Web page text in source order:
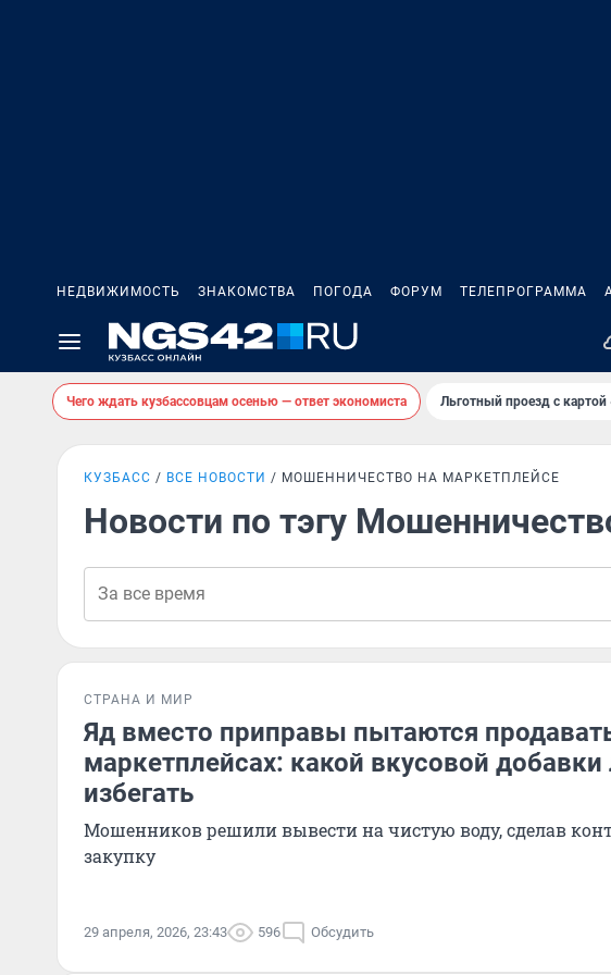
НЕДВИЖИМОСТЬ ЗНАКОМСТВА ПОГОДА ФОРУМ ТЕЛЕПРОГРАММА
Чего ждать кузбассовцам осенью — ответ экономиста Льготный проезд с
КУЗБАСС ВСЕ НОВОСТИ МОШЕННИЧЕСТВО НА МАРКЕТПЛЕЙСЕ
Новости по тэгу
СТРАНА И МИР
Яд вместо приправы пытаются
маркетплейсах: какой вкусовой
избегать
Мошенников решили вывести на чистую воду, сделав
закупку
29 апреля, 2026, 23:43 596 Обсудить